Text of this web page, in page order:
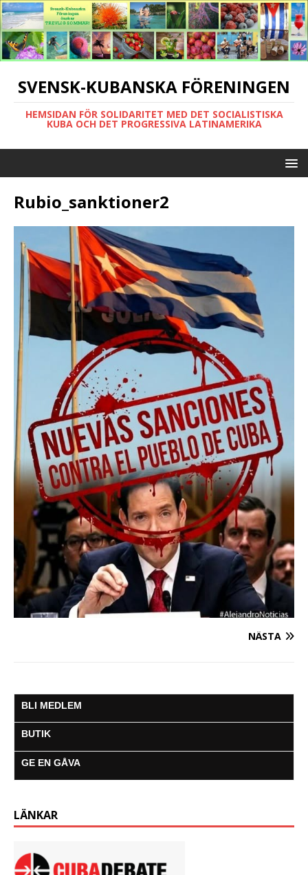
SVENSK-KUBANSKA FÖRENINGEN
HEMSIDAN FÖR SOLIDARITET MED DET SOCIALISTISKA
KUBA OCH DET PROGRESSIVA LATINAMERIKA
Rubio_sanktioner2
NÄSTA
BLI MEDLEM
BUTIK
GE EN GÅVA
LÄNKAR